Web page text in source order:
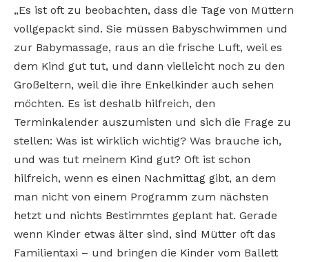
„Es ist oft zu beobachten, dass die Tage von Müttern
vollgepackt sind. Sie müssen Babyschwimmen und
zur Babymassage, raus an die frische Luft, weil es
dem Kind gut tut, und dann vielleicht noch zu den
Großeltern, weil die ihre Enkelkinder auch sehen
möchten. Es ist deshalb hilfreich, den
Terminkalender auszumisten und sich die Frage zu
stellen: Was ist wirklich wichtig? Was brauche ich,
und was tut meinem Kind gut? Oft ist schon
hilfreich, wenn es einen Nachmittag gibt, an dem
man nicht von einem Programm zum nächsten
hetzt und nichts Bestimmtes geplant hat. Gerade
wenn Kinder etwas älter sind, sind Mütter oft das
Familientaxi – und bringen die Kinder vom Ballett